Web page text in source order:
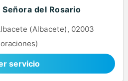
del Rosario
(Albacete), 02003
servicio